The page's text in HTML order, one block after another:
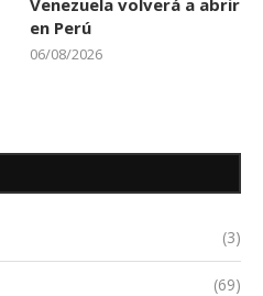
en Perú
06/08/2026
(3)
(69)